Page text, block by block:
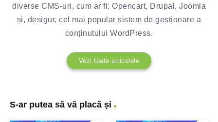
diverse CMS-uri, cum ar fi: Opencart, Drupal, Joomla
și, desigur, cel mai popular sistem de gestionare a
conținutului WordPress.
Vezi toate articolele
S-ar putea să vă placă și